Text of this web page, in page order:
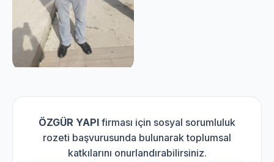
ÖZGÜR YAPI firması için sosyal sorumluluk
rozeti başvurusunda bulunarak toplumsal
katkılarını onurlandırabilirsiniz.